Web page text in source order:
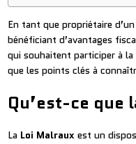
En tant que propriétaire
bénéficiant d’avantages
qui souhaitent participer à
que les points clés à
Qu’est-ce que
La Loi Malraux est un